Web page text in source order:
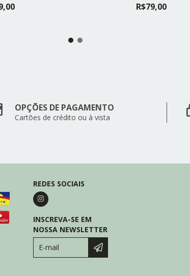
R$79,00
OPÇÕES DE PAGAMENTO
Cartões de crédito ou à vista
REDES SOCIAIS
INSCREVA-SE EM
NOSSA NEWSLETTER